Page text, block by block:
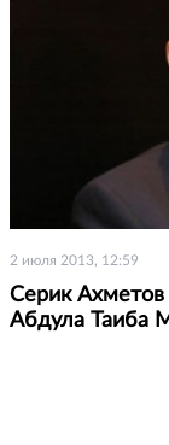
2 июля 2013, 12:59
Серик Ахметов
Абдула Таиба